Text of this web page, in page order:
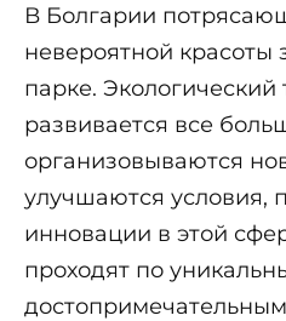
В Болгарии
невероятной красоты
парке. Экологический
развивается все
организовываются
улучшаются условия,
инновации в этой
проходят по